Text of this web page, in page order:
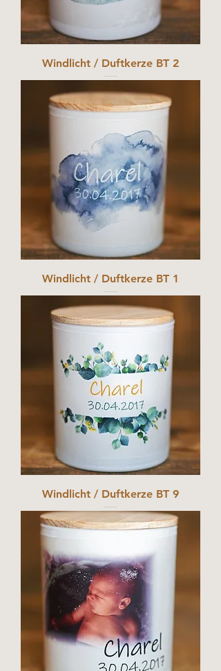
Windlicht / Duftkerze BT 2
Windlicht / Duftkerze BT 1
Windlicht / Duftkerze BT 9